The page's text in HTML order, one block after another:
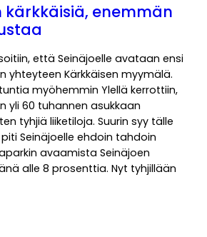
enemmän
että Seinäjoelle avataan ensi
yhteyteen Kärkkäisen myymälä.
myöhemmin Ylellä kerrottiin,
yli 60 tuhannen asukkaan
tyhjiä liiketiloja. Suurin syy tälle
Seinäjoelle ehdoin tahdoin
avaamista Seinäjoen
alle 8 prosenttia. Nyt tyhjillään